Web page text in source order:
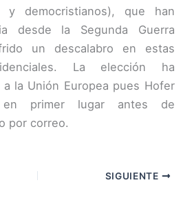
y democristianos), que han
desde la Segunda Guerra
un descalabro en estas
La elección ha
la Unión Europea pues Hofer
en primer lugar antes de
por correo.
SIGUIENTE